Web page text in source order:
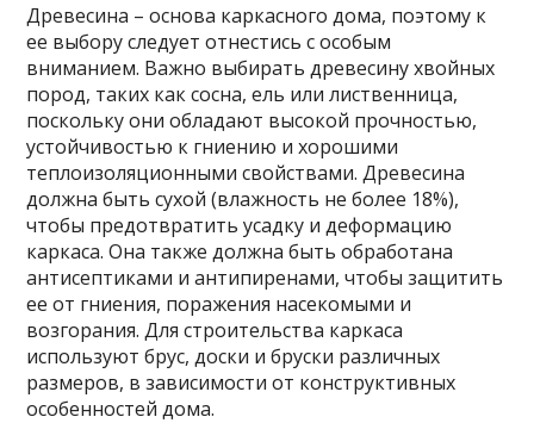
Древесина – основа каркасного дома, поэтому к
ее выбору следует отнестись с особым
вниманием. Важно выбирать древесину хвойных
пород, таких как сосна, ель или лиственница,
поскольку они обладают высокой прочностью,
устойчивостью к гниению и хорошими
теплоизоляционными свойствами. Древесина
должна быть сухой (влажность не более 18%),
чтобы предотвратить усадку и деформацию
каркаса. Она также должна быть обработана
антисептиками и антипиренами, чтобы защитить
ее от гниения, поражения насекомыми и
возгорания. Для строительства каркаса
используют брус, доски и бруски различных
размеров, в зависимости от конструктивных
особенностей дома.